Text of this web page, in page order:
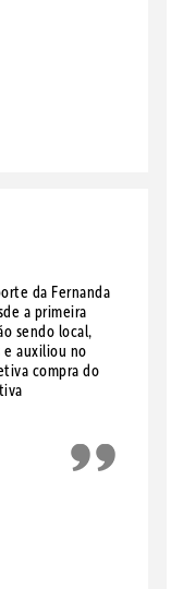
da Fernanda
a primeira
sendo local,
e auxiliou no
compra do